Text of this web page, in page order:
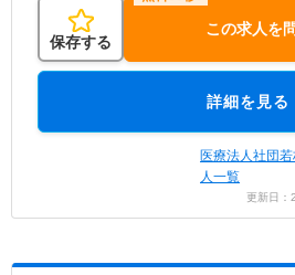
保存する
この求人を
詳細を見る
医療法人社団
人一覧
更新日